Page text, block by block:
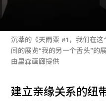
沉莘的《天雨粟 #1，我们在
间的展览“我的另一个舌头”的
由里森画廊提供
建立亲缘关系的纽